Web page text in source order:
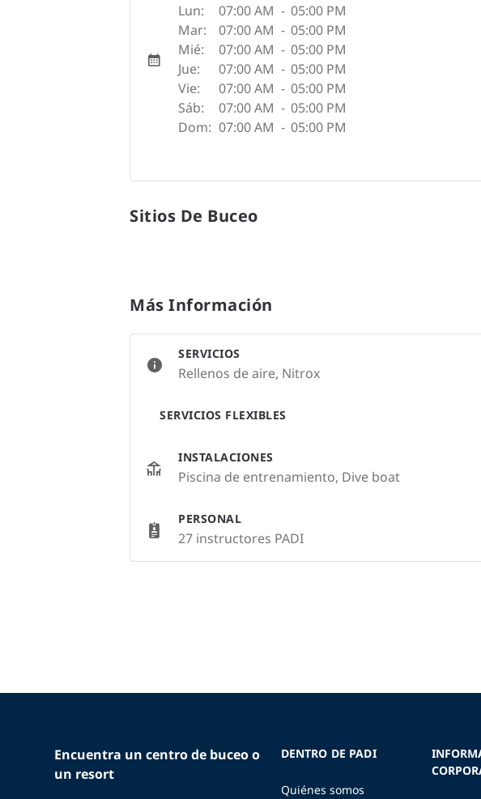
Lun: 07:00 AM - 05:00 PM
Mar:
07:00 AM - 05:00 PM
Mié:
07:00 AM - 05:00 PM
Jue:
07:00 AM - 05:00 PM
Vie:
07:00 AM - 05:00 PM
Sáb:
07:00 AM - 05:00 PM
Dom: 07:00 AM - 05:00 PM
Sitios De Buceo
Más Información
SERVICIOS
Rellenos de aire, Nitrox
SERVICIOS FLEXIBLES
INSTALACIONES
Piscina de entrenamiento, Dive boat
PERSONAL
27 instructores PADI
Encuentra un centro de buceo o
un resort
DENTRO DE PADI
Quiénes somos